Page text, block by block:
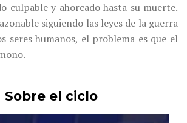
culpable y ahorcado hasta su muerte.
siguiendo las leyes de la guerra
seres humanos, el problema es que el
Sobre el ciclo